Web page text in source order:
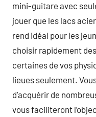
mini-guitare avec
jouer que les lacs
rend idéal pour les
choisir rapidement
certaines de vos
lieues seulement.
d’acquérir de
vous faciliteront